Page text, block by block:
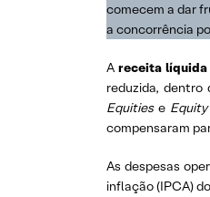
comecem a dar
a concorrência
A receita líquida
reduzida, dentro
Equities e
compensaram
As despesas
inflação (IPCA)